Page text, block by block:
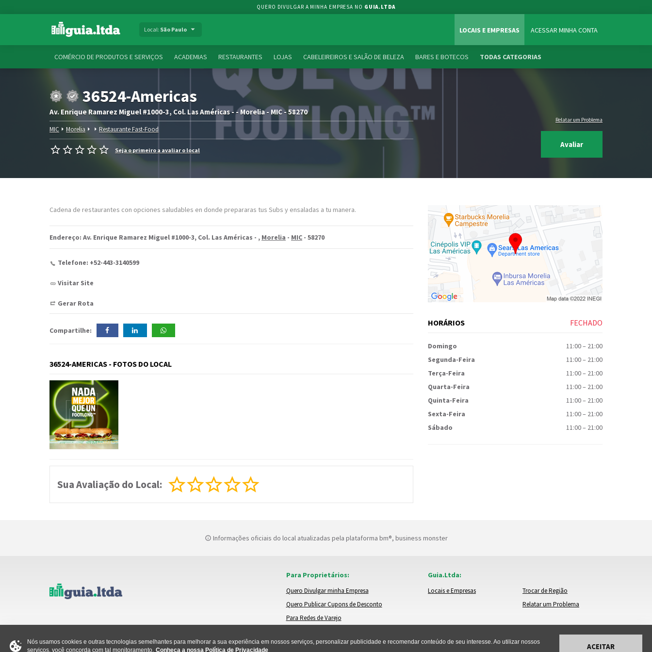
QUERO DIVULGAR A MINHA EMPRESA NO GUIA.LTDA
Local: São Paulo LOCAIS E EMPRESAS ACESSAR MINHA CONTA
COMÉRCIO DE PRODUTOS E SERVIÇOS ACADEMIAS RESTAURANTES LOJAS CABELEIREIROS E SALÃO DE BELEZA BARES E BOTECOS TODAS CATEGORIAS
36524-Americas
Av. Enrique Ramarez Miguel #1000-3, Col. Las Américas - - Morelia - MIC - 58270
MIC Morelia Restaurante Fast-Food
Seja o primeiro a avaliar o local
Relatar um Problema
Avaliar
Cadena de restaurantes con opciones saludables en donde prepararas tus Subs y ensaladas a tu manera.
Endereço: Av. Enrique Ramarez Miguel #1000-3, Col. Las Américas - , Morelia - MIC - 58270
Telefone: +52-443-3140599
Visitar Site
Gerar Rota
Compartilhe:
36524-AMERICAS - FOTOS DO LOCAL
Sua Avaliação do Local:
HORÁRIOS FECHADO
Domingo 11:00– 21:00
Segunda-Feira
11:00– 21:00
Terça-Feira
11:00– 21:00
Quarta-Feira
11:00– 21:00
Quinta-Feira
11:00– 21:00
Sexta-Feira
11:00– 21:00
Sábado
11:00– 21:00
Informações oficiais do local atualizadas pela plataforma bm®, business monster
Para Proprietários:
Quero Divulgar minha Empresa
Quero Publicar Cupons de Desconto
Para Redes de Varejo
Guia.Ltda:
Locais e Empresas
Trocar de Região
Relatar um Problema
Nós usamos cookies e outras tecnologias semelhantes para melhorar a sua experiência em nossos serviços, personalizar publicidade e recomendar conteúdo de seu interesse. Ao utilizar nossos
serviços, você concorda com tal monitoramento. Conheça a nossa Política de Privacidade ACEITAR